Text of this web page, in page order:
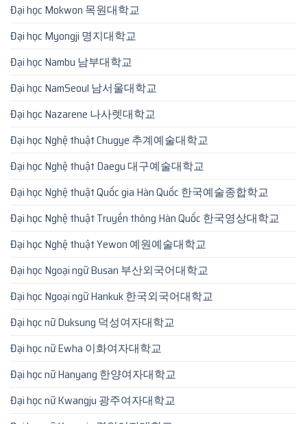
Đại học Mokwon 목원대학교
Đại học Myongji 명지대학교
Đại học Nambu 남부대학교
Đại học NamSeoul 남서울대학교
Đại học Nazarene 나사렛대학교
Đại học Nghệ thuật Chugye 추계예술대학교
Đại học Nghệ thuật Daegu 대구예술대학교
Đại học Nghệ thuật Quốc gia Hàn Quốc 한국예술종합학교
Đại học Nghệ thuật Truyền thông Hàn Quốc 한국영상대학교
Đại học Nghệ thuật Yewon 예원예술대학교
Đại học Ngoại ngữ Busan 부산외국어대학교
Đại học Ngoại ngữ Hankuk 한국외국어대학교
Đại học nữ Duksung 덕성여자대학교
Đại học nữ Ewha 이화여자대학교
Đại học nữ Hanyang 한양여자대학교
Đại học nữ Kwangju 광주여자대학교